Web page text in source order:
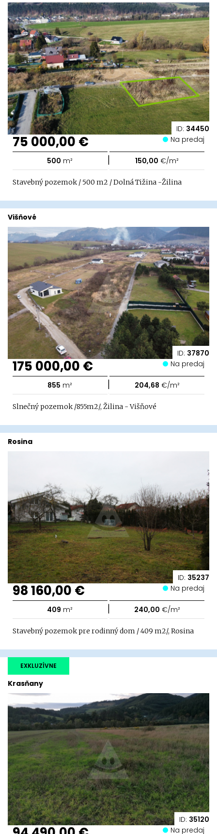
ID: 34450
75 000,00 € Na predaj
500 m² | 150,00 €/m²
Stavebný pozemok / 500 m2 / Dolná Tižina -Žilina
ID: 37870
Višňové
175 000,00 € Na predaj
855 m² | 204,68 €/m²
Slnečný pozemok /855m2/, Žilina - Višňové
ID: 35237
Rosina
98 160,00 € Na predaj
409 m² | 240,00 €/m²
Stavebný pozemok pre rodinný dom / 409 m2/, Rosina
ID: 35120
Krasňany
EXKLUZÍVNE
Na predaj